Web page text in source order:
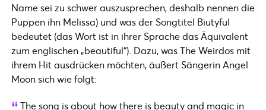
Name sei zu schwer auszusprechen, deshalb nennen die
Puppen ihn Melissa) und was der Songtitel Biutyful
bedeutet (das Wort ist in ihrer Sprache das Äquivalent
zum englischen „beautiful“). Dazu, was The Weirdos mit
ihrem Hit ausdrücken möchten, äußert Sängerin Angel
Moon sich wie folgt:
The song is about how there is beauty and magic in